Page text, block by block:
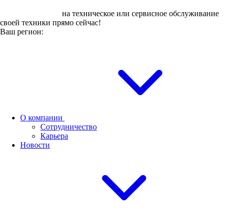
на техническое или сервисное обслуживание
своей техники прямо сейчас!
Ваш регион:
О компании
Сотрудничество
Карьера
Новости